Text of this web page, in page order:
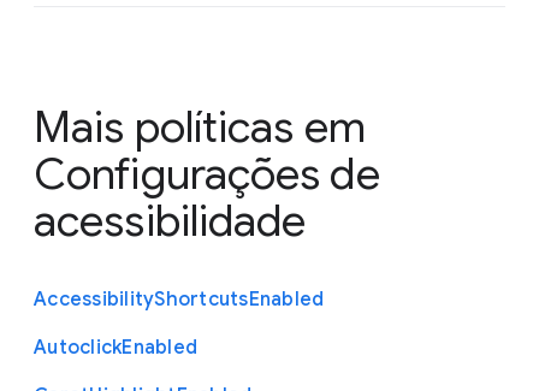
Mais políticas em
Configurações de
acessibilidade
AccessibilityShortcutsEnabled
AutoclickEnabled